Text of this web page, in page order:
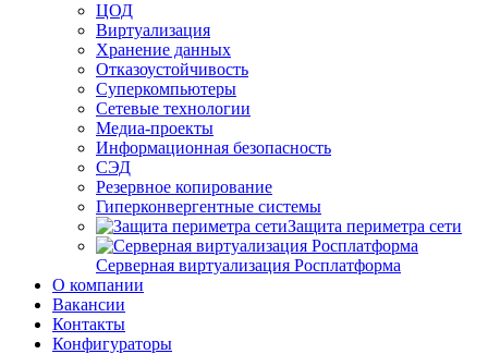
ЦОД
Виртуализация
Хранение данных
Отказоустойчивость
Суперкомпьютеры
Сетевые технологии
Медиа-проекты
Информационная безопасность
СЭД
Резервное копирование
Гиперконвергентные системы
Защита периметра сети
Серверная виртуализация Росплатформа
О компании
Вакансии
Контакты
Конфигураторы